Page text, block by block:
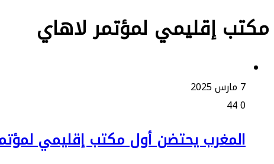
مكتب إقليمي لمؤتمر لاهاي
7 مارس 2025
0
المغرب يحتضن أول مكتب إقليمي